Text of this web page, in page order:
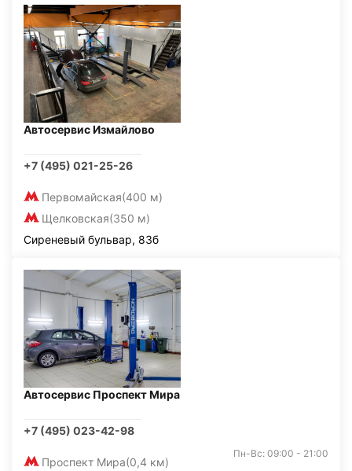
Автосервис Измайлово
+7 (495) 021-25-26
Первомайская(400 м)
Щелковская(350 м)
Сиреневый бульвар, 83б
Автосервис Проспект Мира
+7 (495) 023-42-98
Проспект Мира(0,4 км)
Пн-Вс: 09:00 - 21:00